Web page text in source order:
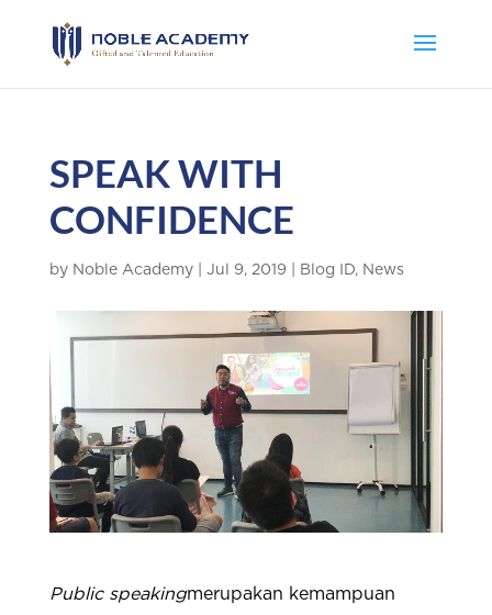
SPEAK WITH
CONFIDENCE
by Noble Academy| Jul 9, 2019| Blog ID, News
Public speakingmerupakan kemampuan